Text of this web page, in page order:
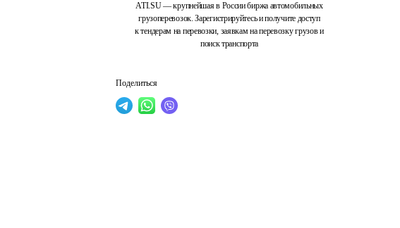
ATI.SU — крупнейшая в России биржа автомобильных
грузоперевозок. Зарегистрируйтесь и получите доступ
к тендерам на перевозки, заявкам на перевозку грузов и
поиск транспорта
Поделиться